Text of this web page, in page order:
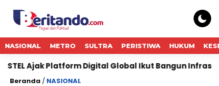
NASIONAL METRO SULTRA PERISTIWA HUKUM
Ajak Platform Digital Global Ikut Bangun Infrastruktur
Beranda / NASIONAL